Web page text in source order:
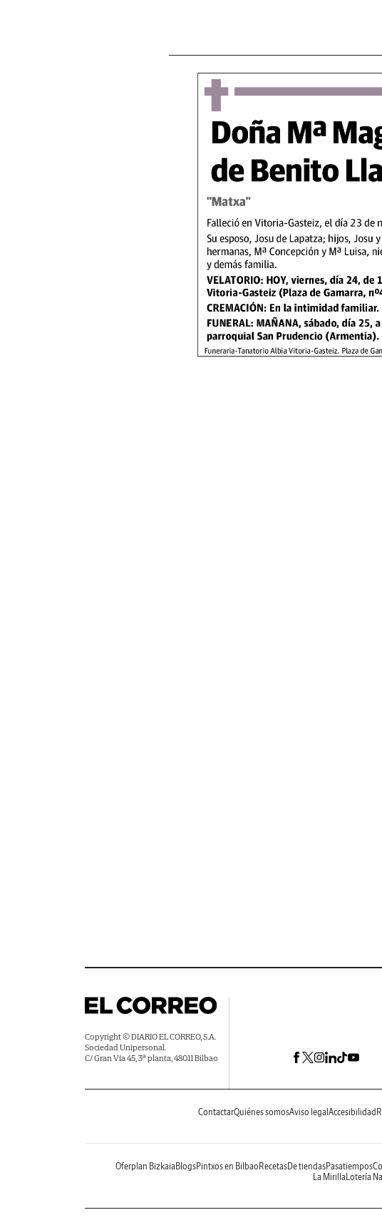
Copyright © DIARIO EL CORREO, S.A.
Sociedad Unipersonal.
C/ Gran Vía 45, 3ª planta, 48011 Bilbao
ContactarQuiénes somosAviso legal Accesibilidad
Oferplan Bizkaia BlogsPintxos en Bilbao RecetasDe tiendasPasatiempos
La Mirilla Lotería